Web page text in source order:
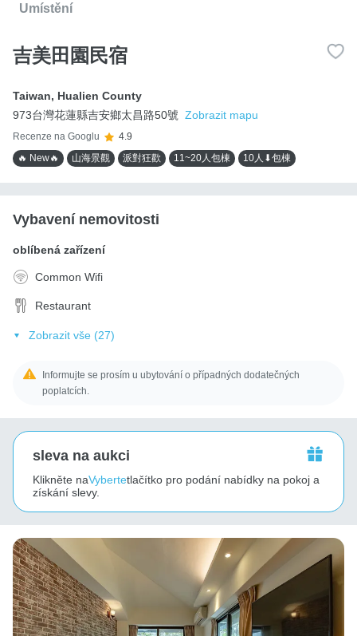
Umístění
吉美田園民宿
Taiwan, Hualien County
973台灣花蓮縣吉安鄉太昌路50號 Zobrazit mapu
Recenze na Googlu
4.9
🔥 New🔥
山海景觀 派對狂歡 11~20人包棟 10人⬇包棟
Vybavení nemovitosti
oblíbená zařízení
Common Wifi
Restaurant
Zobrazit vše (27)
Informujte se prosím u ubytování o případných dodatečných
poplatcích.
sleva na aukci
Klikněte naVybertetlačítko pro podání nabídky na pokoj a
získání slevy.